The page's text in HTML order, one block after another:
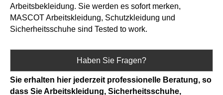
Arbeitsbekleidung. Sie werden es sofort merken,
MASCOT Arbeitskleidung, Schutzkleidung und
Sicherheitsschuhe sind Tested to work.
Haben Sie Fragen?
Sie erhalten hier jederzeit professionelle Beratung, so
dass Sie Arbeitskleidung, Sicherheitsschuhe,